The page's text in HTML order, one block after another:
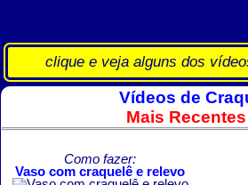
clique e veja alguns dos
Vídeos de
Mais
Como fazer:
Vaso com craquelê e relevo